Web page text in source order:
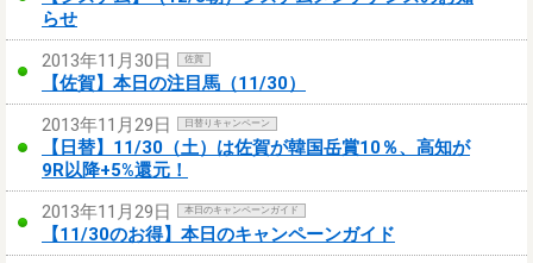
らせ
2013年11月30日
佐賀
【佐賀】本日の注目馬（11/30）
2013年11月29日
日替りキャンペーン
【日替】11/30（土）は佐賀が韓国岳賞10％、高知が
9R以降+5%還元！
2013年11月29日
本日のキャンペーンガイド
【11/30のお得】本日のキャンペーンガイド